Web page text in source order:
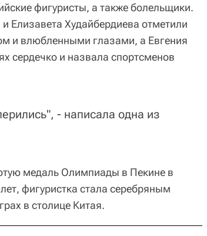
фигуристы, а также болельщики.
Елизавета Худайбердиева отметили
и влюбленными глазами, а Евгения
сердечко и назвала спортсменов
- написала одна из
медаль Олимпиады в Пекине в
фигуристка стала серебряным
в столице Китая.